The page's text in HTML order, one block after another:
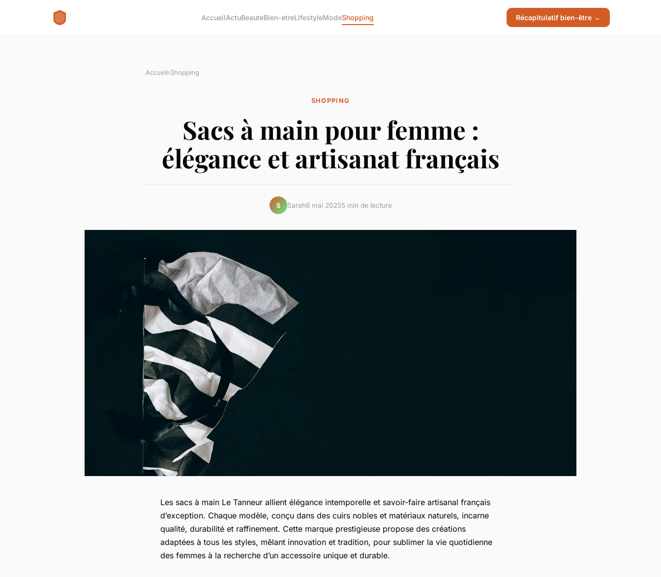
AccueilActuBeauteBien-etreLifestyleModeShopping Récapitulatif bien-être →
Accueil›Shopping
SHOPPING
Sacs à main pour femme :
élégance et artisanat français
S Sarah6 mai 20255 min de lecture
Les sacs à main Le Tanneur allient élégance intemporelle et savoir-faire artisanal français
d’exception. Chaque modèle, conçu dans des cuirs nobles et matériaux naturels, incarne
qualité, durabilité et raffinement. Cette marque prestigieuse propose des créations
adaptées à tous les styles, mêlant innovation et tradition, pour sublimer la vie quotidienne
des femmes à la recherche d’un accessoire unique et durable.